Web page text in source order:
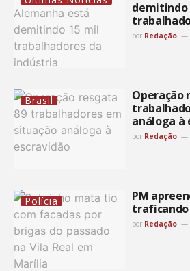
demitindo
por Redação
Brasil
Operação
análoga à
por Redação
Polícia
PM
traficando
por Redação